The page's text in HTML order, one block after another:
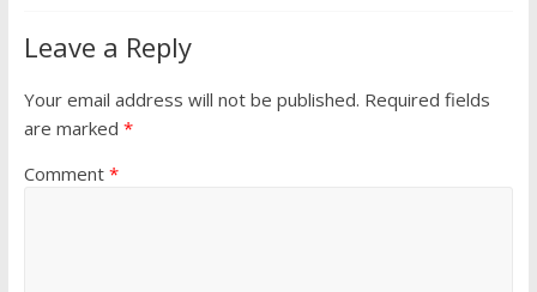
Leave a Reply
Your email address will not be published. Required fields
are marked *
Comment *